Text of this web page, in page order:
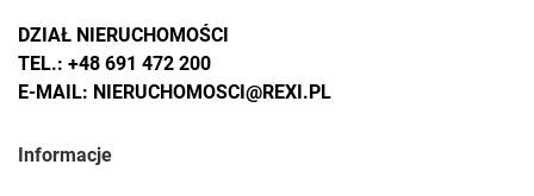
DZIAŁ NIERUCHOMOŚCI
TEL.: +48 691 472 200
E-MAIL: NIERUCHOMOSCI@REXI.PL
Informacje